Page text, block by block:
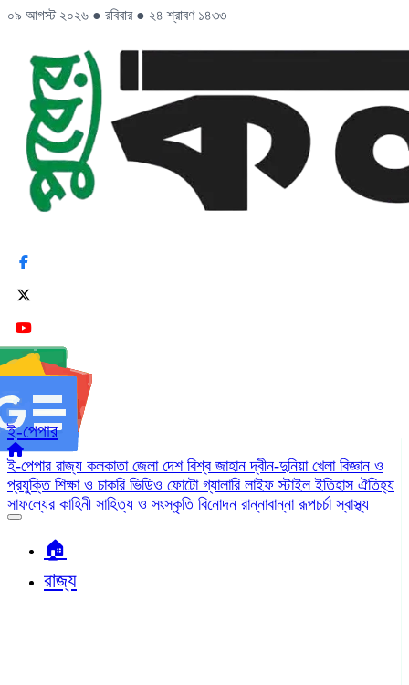
০৯ আগস্ট ২০২৬ ● রবিবার ● ২৪ শ্রাবণ ১৪৩৩
ই-পেপার
ই-পেপার রাজ্য কলকাতা জেলা দেশ বিশ্ব জাহানদ্বীন-দুনিয়া খেলা বিজ্ঞান ও
প্রযুক্তি শিক্ষা ও চাকরি ভিডিও ফোটো গ্যালারি লাইফ স্টাইলইতিহাস ঐতিহ্য
সাফল্যের কাহিনী সাহিত্য ও সংস্কৃতি বিনোদন রান্নাবান্নারূপচর্চাস্বাস্থ্য
🏠︎
রাজ্য